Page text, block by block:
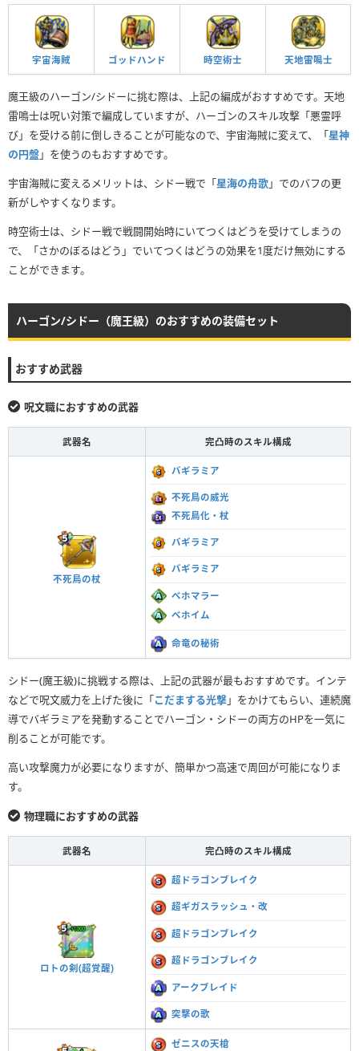
宇宙海賊 ゴッドハンド 時空術士 天地雷鳴士
魔王級のハーゴン/シドーに挑む際は、上記の編成がおすすめです。天地
雷鳴士は呪い対策で編成していますが、ハーゴンのスキル攻撃「悪霊呼
び」を受ける前に倒しきることが可能なので、宇宙海賊に変えて、「星神
の円盤」を使うのもおすすめです。
宇宙海賊に変えるメリットは、シドー戦で「星海の舟歌」でのバフの更
新がしやすくなります。
時空術士は、シドー戦で戦闘開始時にいてつくはどうを受けてしまうの
で、「さかのぼるはどう」でいてつくはどうの効果を1度だけ無効にする
ことができます。
ハーゴン/シドー（魔王級）のおすすめの装備セット
おすすめ武器
呪文職におすすめの武器
武器名 完凸時のスキル構成
不死鳥の杖
バギラミア
不死鳥の威光
不死鳥化・杖
バギラミア
バギラミア
ベホマラー
ベホイム
命竜の秘術
シドー(魔王級)に挑戦する際は、上記の武器が最もおすすめです。インテ
などで呪文威力を上げた後に「こだまする光撃」をかけてもらい、連続魔
導でバギラミアを発動することでハーゴン・シドーの両方のHPを一気に
削ることが可能です。
高い攻撃魔力が必要になりますが、簡単かつ高速で周回が可能になりま
す。
物理職におすすめの武器
武器名 完凸時のスキル構成
ロトの剣(超覚醒)
超ドラゴンブレイク
超ギガスラッシュ・改
超ドラゴンブレイク
超ドラゴンブレイク
アークブレイド
突撃の歌
ゼニスの天槍